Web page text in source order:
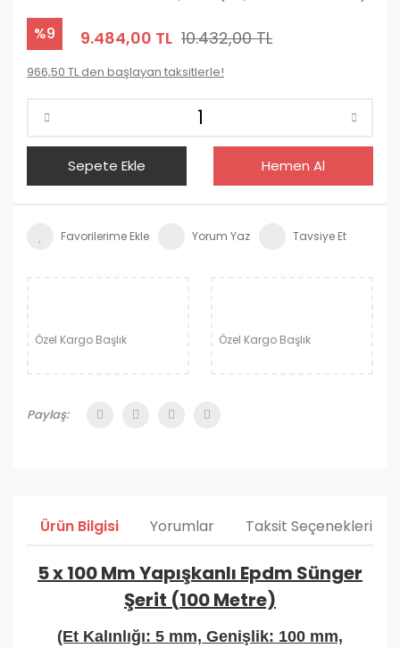
%9 9.484,00 TL 10.432,00 TL
966,50 TL den başlayan taksitlerle!
Sepete Ekle Hemen Al
Yorum Yaz Tavsiye Et
Özel Kargo Başlık Özel Kargo Başlık
Paylaş:
Ürün Bilgisi Yorumlar Taksit Seçenekleri
5 x 100 Mm Yapışkanlı Epdm Sünger
Şerit (100 Metre)
(Et Kalınlığı: 5 mm, Genişlik: 100 mm,